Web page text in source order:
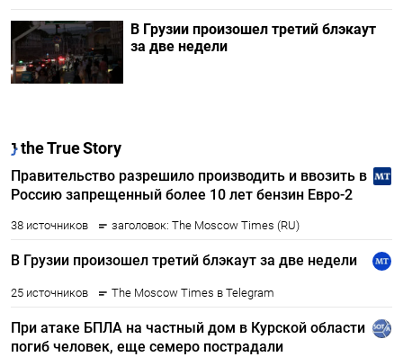
В Грузии произошел третий блэкаут
за две недели